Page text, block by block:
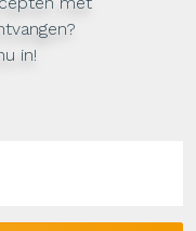
in!